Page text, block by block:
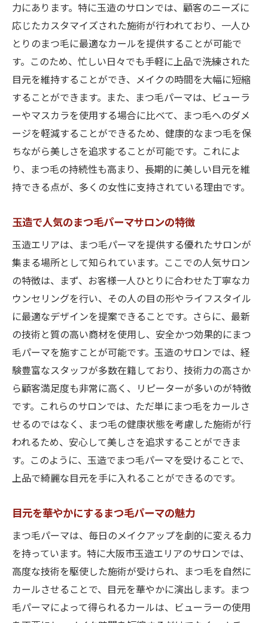
玉造でまつ毛パーマを受けるメリット
忙しい日々にピッタリのまつ毛パーマの魅
力
自然なカールが叶える毎日の時短メイク
玉造で人気のまつ毛パーマサロンを紹介
まつ毛パーマで実現する自然な目元の美し
さ
大阪市玉造のサロンが提供する時短美容法
まつ毛パーマで上品な目元大阪市玉造のおすす
めサロンを紹介
まつ毛パーマで得られる満足度が高いサロ
ン
玉造エリアで評判のまつ毛パーマサロン
サロン選びで失敗しないためのポイント
大阪市玉造の人気サロンとその特徴
まつ毛パーマで理想のスタイルを実現する
大阪市玉造でまつ毛パーマの新常識上品な目元
を叶える技術とは
玉造で注目されるまつ毛パーマの新技術
上品な目元を叶えるための最新施術法
大阪市玉造でまつ毛パーマのトレンドを知
る
新常識のまつ毛パーマで得られる魅力
まつ毛パーマで印象を変える最新の方法
玉造でまつ毛パーマの新しいスタンダード
を体験
上品な目元を玉造でまつ毛パーマの魅力と大阪
市のサロン情報
玉造のまつ毛パーマで上品さを手に入れる
方法
魅力的な目元を作るまつ毛パーマのテクニ
力にあります。特に玉造のサロンでは、顧客のニーズに
応じたカスタマイズされた施術が行われており、一人ひ
とりのまつ毛に最適なカールを提供することが可能で
す。このため、忙しい日々でも手軽に上品で洗練された
目元を維持することができ、メイクの時間を大幅に短縮
することができます。また、まつ毛パーマは、ビューラ
ーやマスカラを使用する場合に比べて、まつ毛へのダメ
ージを軽減することができるため、健康的なまつ毛を保
ちながら美しさを追求することが可能です。これによ
り、まつ毛の持続性も高まり、長期的に美しい目元を維
持できる点が、多くの女性に支持されている理由です。
玉造で人気のまつ毛パーマサロンの特徴
玉造エリアは、まつ毛パーマを提供する優れたサロンが
集まる場所として知られています。ここでの人気サロン
の特徴は、まず、お客様一人ひとりに合わせた丁寧なカ
ウンセリングを行い、その人の目の形やライフスタイル
に最適なデザインを提案できることです。さらに、最新
の技術と質の高い商材を使用し、安全かつ効果的にまつ
毛パーマを施すことが可能です。玉造のサロンでは、経
験豊富なスタッフが多数在籍しており、技術力の高さか
ら顧客満足度も非常に高く、リピーターが多いのが特徴
です。これらのサロンでは、ただ単にまつ毛をカールさ
せるのではなく、まつ毛の健康状態を考慮した施術が行
われるため、安心して美しさを追求することができま
す。このように、玉造でまつ毛パーマを受けることで、
上品で綺麗な目元を手に入れることができるのです。
目元を華やかにするまつ毛パーマの魅力
まつ毛パーマは、毎日のメイクアップを劇的に変える力
を持っています。特に大阪市玉造エリアのサロンでは、
高度な技術を駆使した施術が受けられ、まつ毛を自然に
カールさせることで、目元を華やかに演出します。まつ
毛パーマによって得られるカールは、ビューラーの使用